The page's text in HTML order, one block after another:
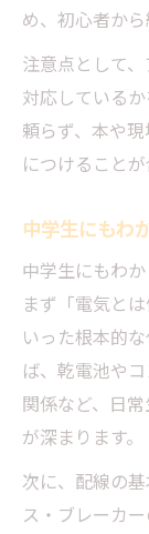
め、初心者か
注意点として
対応している
頼らず、本や
につけることが
中学生にもわ
中学生にもわ
まず「電気と
いった根本的
ば、乾電池や
関係など、日
が深まります。
次に、配線の
ス・ブレーカ